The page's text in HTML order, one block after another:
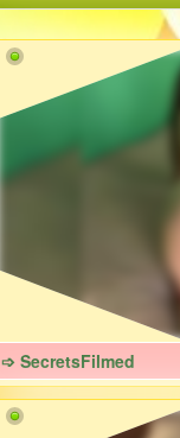
➩ SecretsFilmed